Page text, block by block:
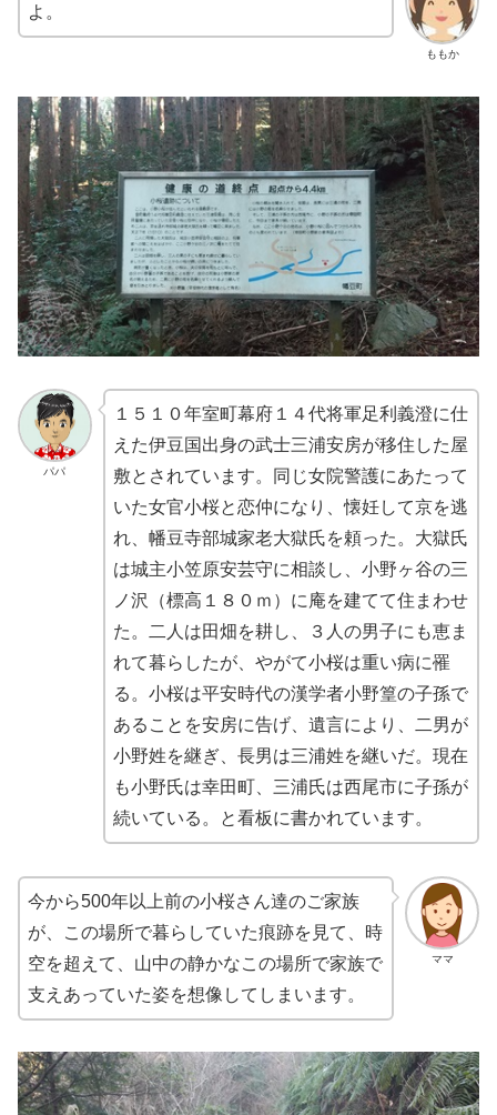
ももか
よ。
パパ
１５１０年室町幕府１４代将軍足利義澄に仕
えた伊豆国出身の武士三浦安房が移住した屋
敷とされています。同じ女院警護にあたって
いた女官小桜と恋仲になり、懐妊して京を逃
れ、幡豆寺部城家老大獄氏を頼った。大獄氏
は城主小笠原安芸守に相談し、小野ヶ谷の三
ノ沢（標高１８０ｍ）に庵を建てて住まわせ
た。二人は田畑を耕し、３人の男子にも恵ま
れて暮らしたが、やがて小桜は重い病に罹
る。小桜は平安時代の漢学者小野篁の子孫で
あることを安房に告げ、遺言により、二男が
小野姓を継ぎ、長男は三浦姓を継いだ。現在
も小野氏は幸田町、三浦氏は西尾市に子孫が
続いている。と看板に書かれています。
ママ
今から500年以上前の小桜さん達のご家族
が、この場所で暮らしていた痕跡を見て、時
空を超えて、山中の静かなこの場所で家族で
支えあっていた姿を想像してしまいます。